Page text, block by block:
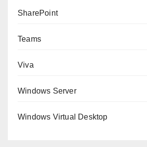
SharePoint
Teams
Viva
Windows Server
Windows Virtual Desktop